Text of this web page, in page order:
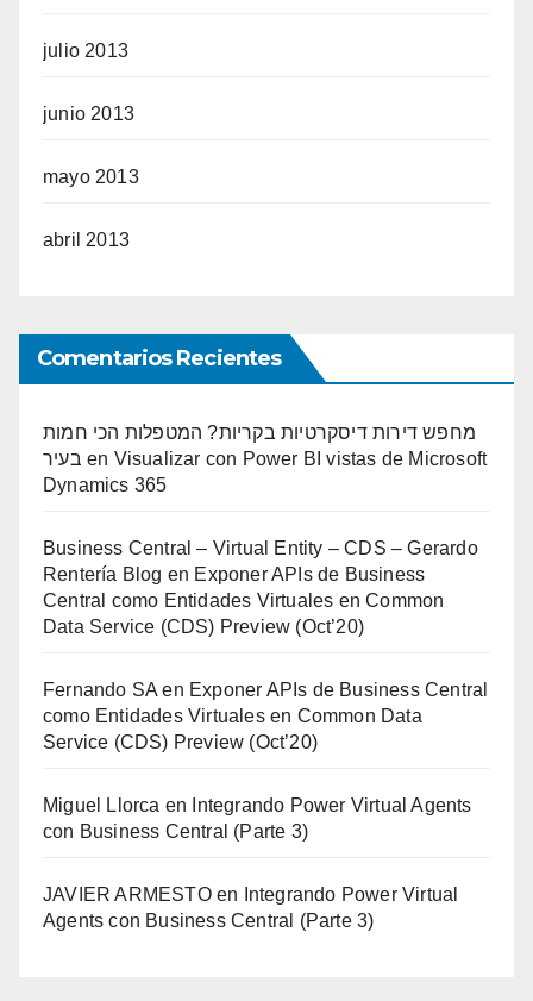
julio 2013
junio 2013
mayo 2013
abril 2013
Comentarios Recientes
מחפש דירות דיסקרטיות בקריות? המטפלות הכי חמות
בעיר en Visualizar con Power BI vistas de Microsoft
Dynamics 365
Business Central – Virtual Entity – CDS – Gerardo
Rentería Blog en Exponer APIs de Business
Central como Entidades Virtuales en Common
Data Service (CDS) Preview (Oct’20)
Fernando SA en Exponer APIs de Business Central
como Entidades Virtuales en Common Data
Service (CDS) Preview (Oct’20)
Miguel Llorca en
Integrando Power Virtual Agents
con Business Central (Parte 3)
JAVIER ARMESTOen
Integrando Power Virtual
Agents con Business Central (Parte 3)